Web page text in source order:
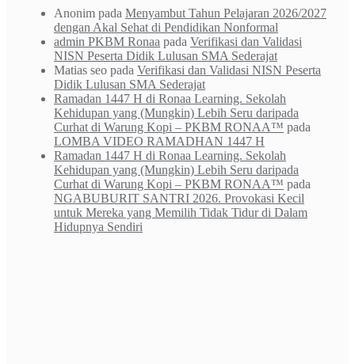
Anonim pada Menyambut Tahun Pelajaran 2026/2027
dengan Akal Sehat di Pendidikan Nonformal
admin PKBM Ronaa pada Verifikasi dan Validasi
NISN Peserta Didik Lulusan SMA Sederajat
Matias seo pada Verifikasi dan Validasi NISN Peserta
Didik Lulusan SMA Sederajat
Ramadan 1447 H di Ronaa Learning. Sekolah
Kehidupan yang (Mungkin) Lebih Seru daripada
Curhat di Warung Kopi – PKBM RONAA™ pada
LOMBA VIDEO RAMADHAN 1447 H
Ramadan 1447 H di Ronaa Learning. Sekolah
Kehidupan yang (Mungkin) Lebih Seru daripada
Curhat di Warung Kopi – PKBM RONAA™ pada
NGABUBURIT SANTRI 2026. Provokasi Kecil
untuk Mereka yang Memilih Tidak Tidur di Dalam
Hidupnya Sendiri